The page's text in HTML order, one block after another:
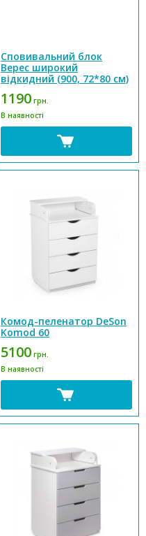
Сповивальний блок
Верес широкий
відкидний (900, 72*80 см)
1190 грн.
В наявності
Комод-пеленатор DeSon
Komod 60
5100 грн.
В наявності